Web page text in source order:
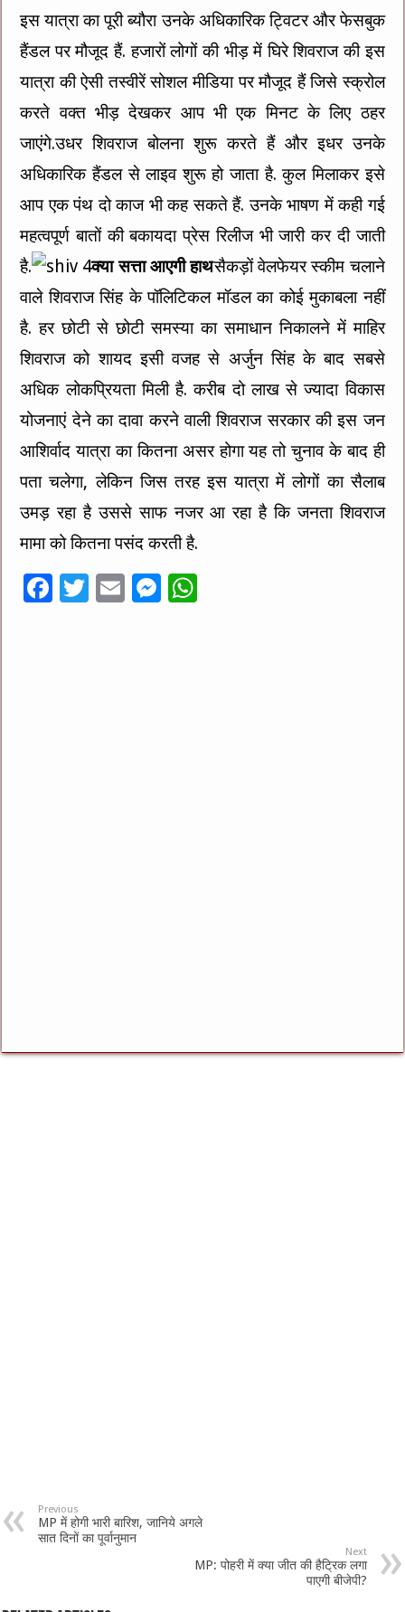
इस यात्रा का पूरी ब्यौरा उनके अधिकारिक ट्विटर और फेसबुक
हैंडल पर मौजूद हैं. हजारों लोगों की भीड़ में घिरे शिवराज की इस
यात्रा की ऐसी तस्वीरें सोशल मीडिया पर मौजूद हैं जिसे स्क्रोल
करते वक्त भीड़ देखकर आप भी एक मिनट के लिए ठहर
जाएंगे.उधर शिवराज बोलना शुरू करते हैं और इधर उनके
अधिकारिक हैंडल से लाइव शुरू हो जाता है. कुल मिलाकर इसे
आप एक पंथ दो काज भी कह सकते हैं. उनके भाषण में कही गई
महत्वपूर्ण बातों की बकायदा प्रेस रिलीज भी जारी कर दी जाती
है.
क्या सत्ता आएगी हाथसैकड़ों वेलफेयर स्कीम चलाने
वाले शिवराज सिंह के पॉलिटिकल मॉडल का कोई मुकाबला नहीं
है. हर छोटी से छोटी समस्या का समाधान निकालने में माहिर
शिवराज को शायद इसी वजह से अर्जुन सिंह के बाद सबसे
अधिक लोकप्रियता मिली है. करीब दो लाख से ज्यादा विकास
योजनाएं देने का दावा करने वाली शिवराज सरकार की इस जन
आशिर्वाद यात्रा का कितना असर होगा यह तो चुनाव के बाद ही
पता चलेगा, लेकिन जिस तरह इस यात्रा में लोगों का सैलाब
उमड़ रहा है उससे साफ नजर आ रहा है कि जनता शिवराज
मामा को कितना पसंद करती है.
F
T
E
M
Previous
MP में होगी भारी बारिश, जानिये अगले
सात दिनों का पूर्वानुमान
Next
MP: पोहरी में क्या जीत की हैट्रिक लगा
पाएगी बीजेपी?